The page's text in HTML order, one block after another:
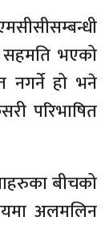
सहमति भएको
नगर्ने हो भने
परिभाषित
बीचको
अलमलिन